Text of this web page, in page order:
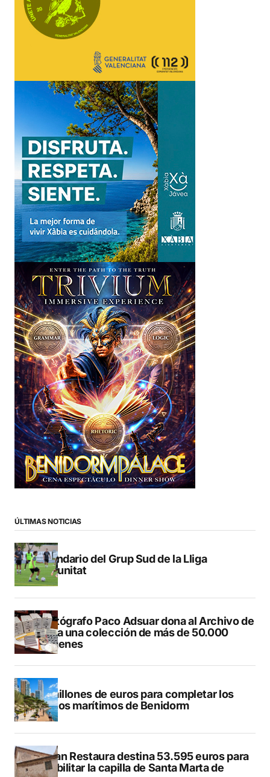
ÚLTIMAS NOTICIAS
Calendario del Grup Sud de la Lliga
Comunitat
El fotógrafo Paco Adsuar dona al Archivo de
Dénia una colección de más de 50.000
imágenes
50 millones de euros para completar los
paseos marítimos de Benidorm
El Plan Restaura destina 53.595 euros para
rehabilitar la capilla de Santa Marta de